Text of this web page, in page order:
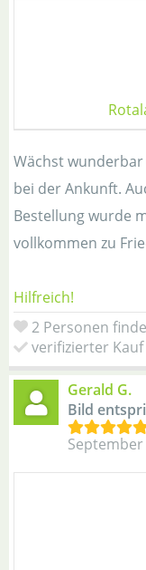
Wächst
bei der Ankunft.
Bestellung wurde
vollkommen zu
Hilfreich!
2 Personen
verifizierter Kauf
Gerald G.
Bild
September